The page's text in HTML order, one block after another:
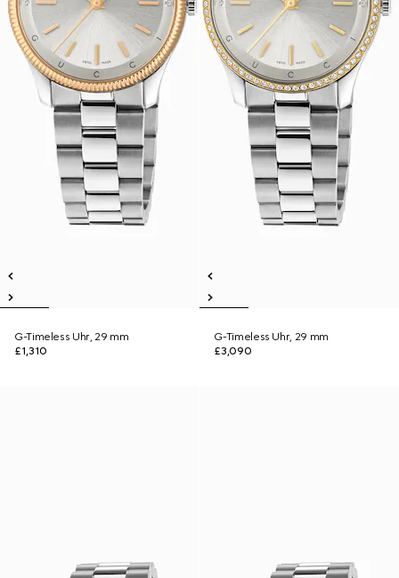
G-Timeless Uhr, 29 mm
£1,310
G-Timeless Uhr, 29 mm
£3,090